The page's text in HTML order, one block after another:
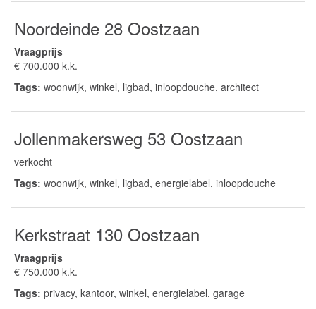
Noordeinde 28 Oostzaan
Vraagprijs
€ 700.000 k.k.
Tags: woonwijk, winkel, ligbad, inloopdouche, architect
Jollenmakersweg 53 Oostzaan
verkocht
Tags: woonwijk, winkel, ligbad, energielabel, inloopdouche
Kerkstraat 130 Oostzaan
Vraagprijs
€ 750.000 k.k.
Tags: privacy, kantoor, winkel, energielabel, garage